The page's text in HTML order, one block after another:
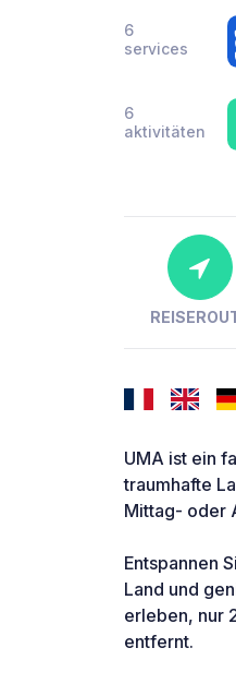
6
services
6
aktivitäten
UMA ist ein
traumhafte
Mittag- oder
Entspannen
Land und
erleben, nur
entfernt.